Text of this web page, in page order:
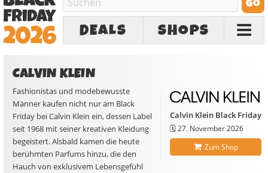
DEALS SHOPS
CALVIN KLEIN
Calvin Klein Black Friday
🗓️27. November 2026
Zum Shop
Fashionistas und modebewusste
Männer kaufen nicht nur am Black
Friday bei Calvin Klein ein, dessen Label
seit 1968 mit seiner kreativen Kleidung
begeistert. Alsbald kamen die heute
berühmten Parfums hinzu, die den
Hauch von exklusivem Lebensgefühl